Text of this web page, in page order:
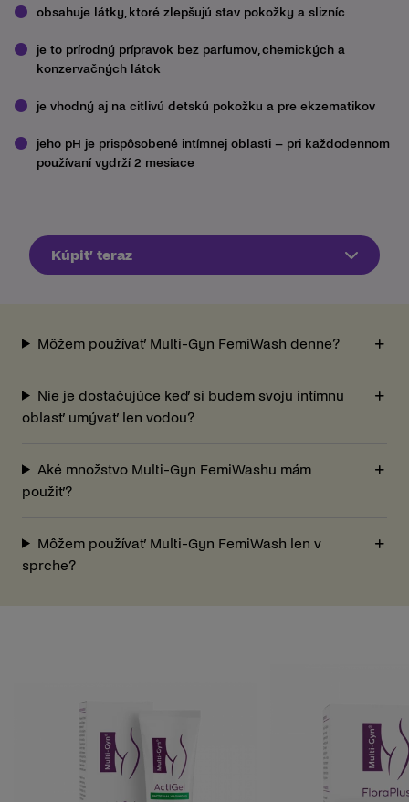
obsahuje látky, ktoré zlepšujú stav pokožky a slizníc
je to prírodný prípravok bez parfumov, chemických a
konzervačných látok
je vhodný aj na citlivú detskú pokožku a pre ekzematikov
jeho pH je prispôsobené intímnej oblasti – pri každodennom
používaní vydrží 2 mesiace
Kúpiť teraz
Môžem používať Multi-Gyn FemiWash denne?
Nie je dostačujúce keď si budem svoju intímnu
oblasť umývať len vodou?
Aké množstvo Multi-Gyn FemiWashu mám
použiť?
Môžem používať Multi-Gyn FemiWash len v
sprche?